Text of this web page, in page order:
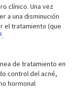
clínico. Una vez
a una disminución
el tratamiento (que
.
de tratamiento en
control del acné,
hormonal